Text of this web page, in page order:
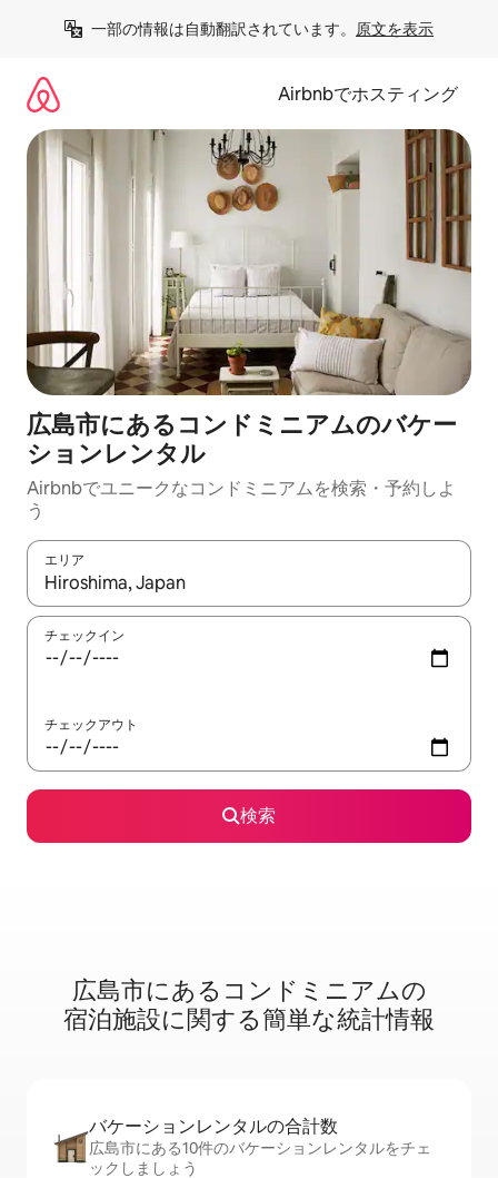
一部の情報は自動翻訳されています。 原文を表示
Airbnbでホスティング
広島市にあるコンドミニアムのバケー
ションレンタル
Airbnbでユニークなコンドミニアムを検索・予約しよ
う
エリア
検索結果が表示されたら、上下の矢印キーを使って移動するか
チェックイン
チェックアウト
検索
広島市に⁠あ⁠るコ⁠ン⁠ド⁠ミ⁠ニ⁠ア⁠ム⁠の
宿⁠泊⁠施⁠設⁠に関⁠す⁠る簡⁠単⁠な統⁠計⁠情⁠報
バケーションレ⁠ン⁠タ⁠ル⁠の合⁠計⁠数
広島市にある10件のバケーションレンタルをチェ
ックしましょう